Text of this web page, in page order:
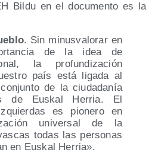
Bildu en el documento es la
. Sin minusvalorar en
de la idea de
la profundización
país está ligada al
de la ciudadanía
de Euskal Herria. El
es pionero en
universal de la
todas las personas
en Euskal Herria».